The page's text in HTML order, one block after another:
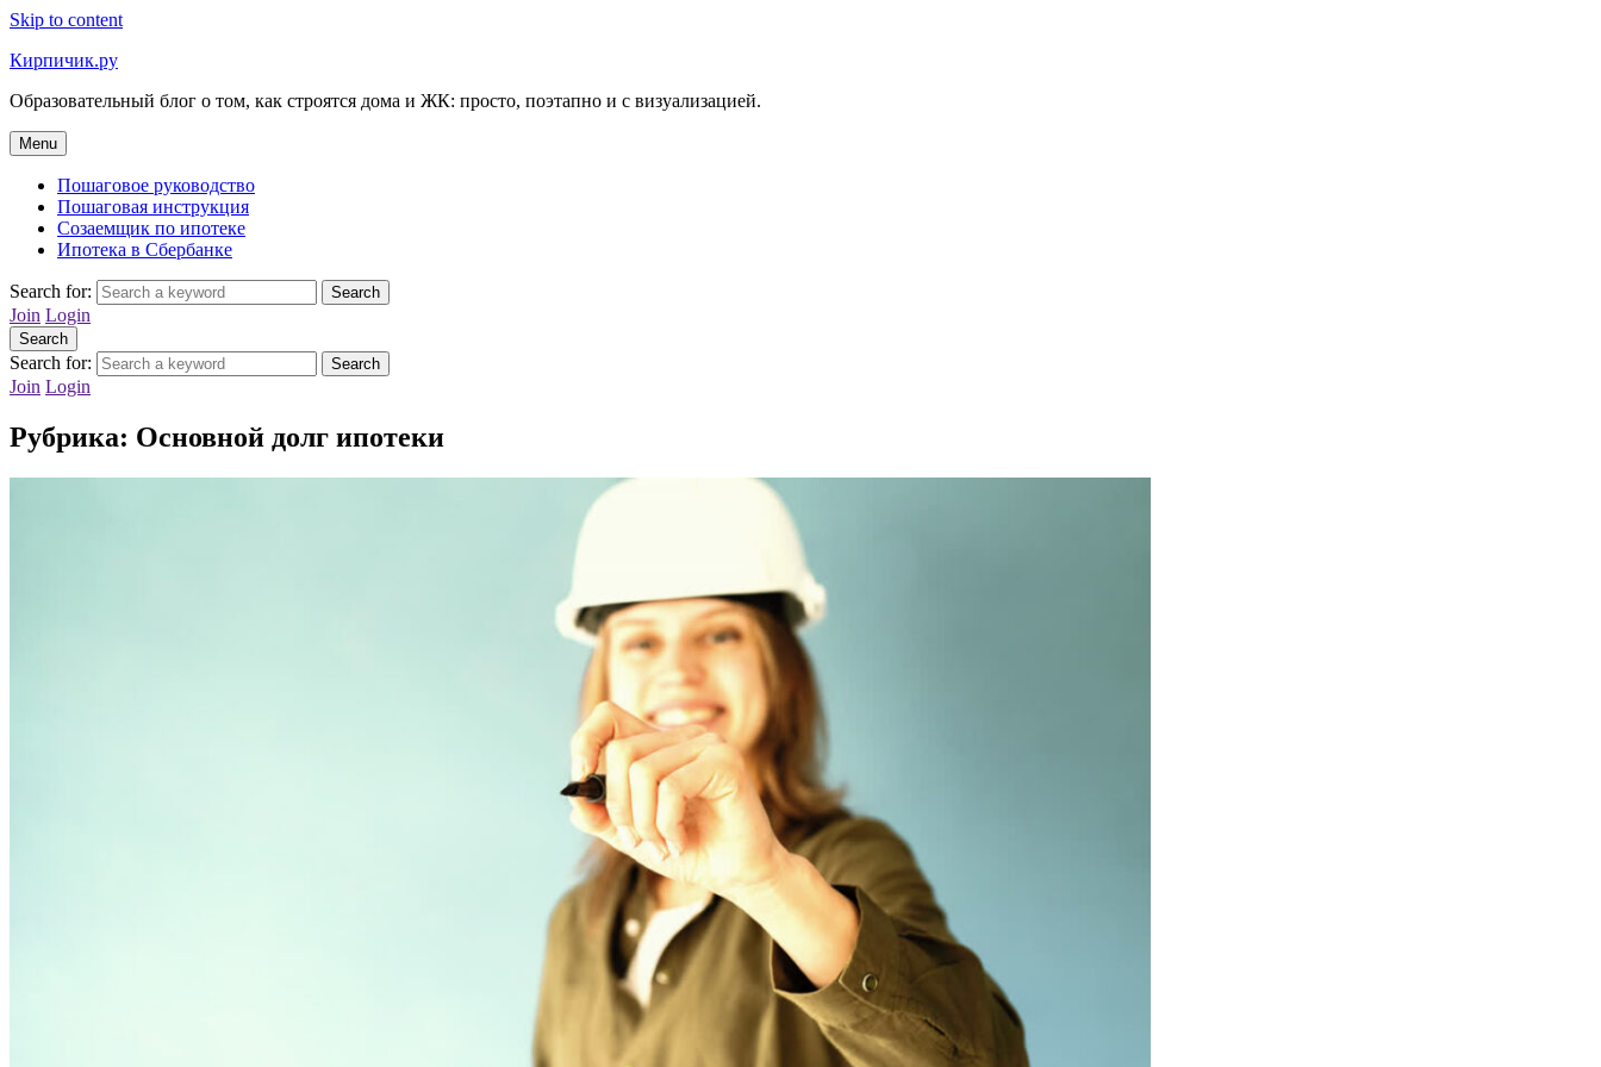
Skip to content
Кирпичик.ру
Образовательный блог о том, как строятся дома и ЖК: просто, поэтапно и с визуализацией.
Menu
Пошаговое руководство
Пошаговая инструкция
Созаемщик по ипотеке
Ипотека в Сбербанке
Search for: Search
Join Login
Search
Search for: Search
Join Login
Рубрика: Основной долг ипотеки